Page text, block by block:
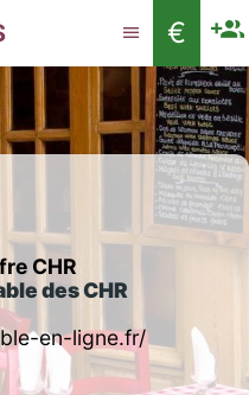
€
CHR
des CHR
en-ligne.fr/